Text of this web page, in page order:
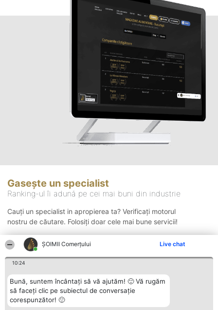
ȘOIMII Comerțului Live chat
10:24
Bună, suntem încântați să vă ajutăm! 🙂 Vă rugăm
să faceți clic pe subiectul de conversație
corespunzător! 🙂
Gasește un specialist
Ranking-ul îi adună pe cei mai buni din industrie
Cauți un specialist in apropierea ta? Verificați motorul
nostru de căutare. Folosiți doar cele mai bune servicii!